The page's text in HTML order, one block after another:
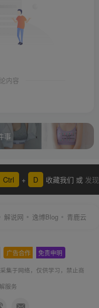
内容
事
Ctrl + D 收藏我们 或 发现
解说网 逸博Blog 青鹿云
广告合作 免责申明
集于网络，仅供学习，禁止商
服务